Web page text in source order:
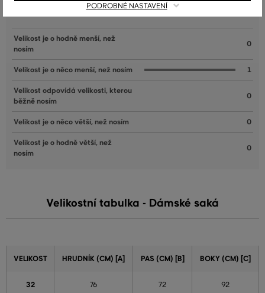
JAK SEDĚLA VYBRANÁ VELIKOST NAŠIM ZÁKAZNÍKŮM
Velikost je o hodně menší, než
nosím
0
Velikost je o něco menší, než nosím 1
Velikost odpovídá velikosti, kterou
běžně nosím
0
Velikost je o něco větší, než nosím 0
Velikost je o hodně větší, než
nosím
0
Velikostní tabulka - Dámské saká
VELIKOST HRUDNÍK (CM) [A] PAS (CM) [B] BOKY (CM) [C]
32 76 72 92
PODROBNÉ NASTAVENÍ